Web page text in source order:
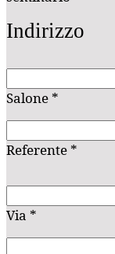
Indirizzo
Salone *
Referente *
Via *